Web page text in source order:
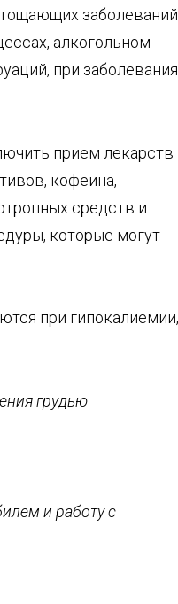
алкогольном
при
прием лекарств
кофеина,
средств и
которые могут
при гипокалиемии,
грудью
и работу с